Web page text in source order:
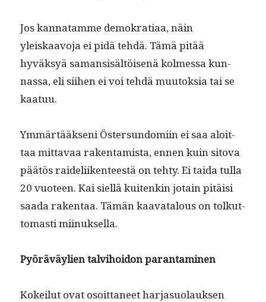
Jos kan­natamme demokra­ti­aa, näin
yleiskaavo­ja ei pidä tehdä. Tämä pitää
hyväksyä saman­sisältöisenä kolmes­sa kun­
nas­sa, eli siihen ei voi tehdä muu­tok­sia tai se
kaatuu.
Ymmärtääk­seni Öster­sun­domi­in ei saa aloit­
taa mit­tavaa rak­en­tamista, ennen kuin sito­va
päätös raideli­iken­teestä on tehty. Ei tai­da tul­la
20 vuo­teen. Kai siel­lä kuitenkin jotain pitäisi
saa­da rak­en­taa. Tämän kaa­vat­alous on tolkut­
tomasti miinuksella.
Pyöräväylien talvi­hoidon parantaminen
Kokeilut ovat osoit­ta­neet har­ja­suo­lauk­sen